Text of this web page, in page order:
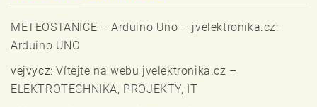
METEOSTANICE – Arduino Uno – jvelektronika.cz:
Arduino UNO
vejvycz:Vítejte na webu jvelektronika.cz –
ELEKTROTECHNIKA, PROJEKTY, IT